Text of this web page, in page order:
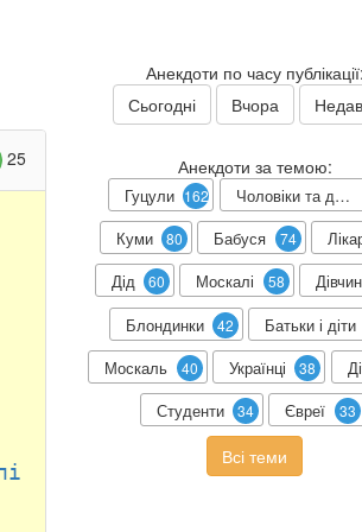
25
Анекдоти по часу публікації:
Сьогодні
Вчора
Анекдоти за темою:
Гуцули 162 Чоловіки та дружини
Куми 80 Бабуся 74
Дід 60 Москалі 58
Блондинки 42 Батьки і діти
Москаль 40 Українці 38
Студенти 34 Євреї 33
Всі теми